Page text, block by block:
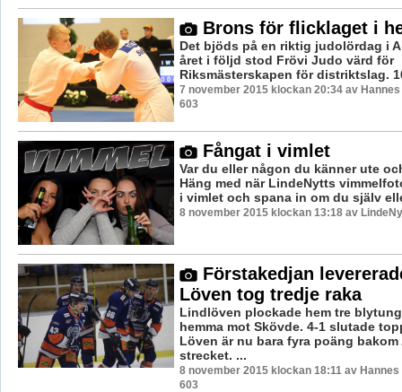
Brons för flicklaget i
Det bjöds på en riktig judolördag i
året i följd stod Frövi Judo värd för
Riksmästerskapen för distriktslag.
7 november 2015 klockan 20:34 av Hannes
603
Fångat i vimlet
Var du eller någon du känner ute
Häng med när LindeNytts
i vimlet och spana in om du själv
8 november 2015 klockan 13:18 av
Förstakedjan
Löven tog tredje raka
Lindlöven plockade hem tre
hemma mot Skövde. 4-1 slutade
Löven är nu bara fyra poäng bakom
strecket. ...
8 november 2015 klockan 18:11 av Hannes
603